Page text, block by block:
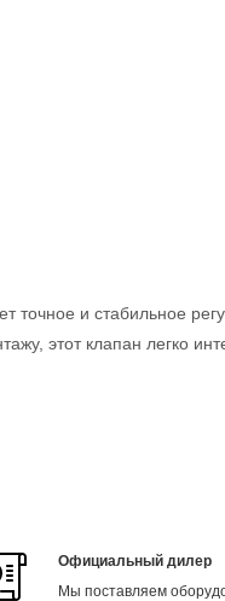
точное и стабильное
этот клапан легко
Официальный дилер
Мы поставляем